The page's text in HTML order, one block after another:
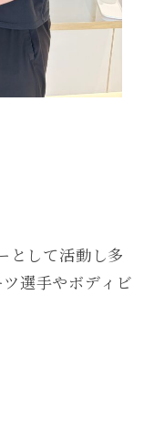
として活動し多
選手やボディビ